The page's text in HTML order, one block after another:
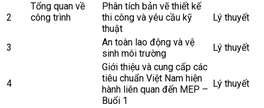
Tổng quan về
công trình
2
Phân tích bản vẽ thiết kế
thi công và yêu cầu kỹ
thuật
Lý thuyết
3
An toàn lao động và vệ
sinh môi trường
Lý thuyết
4
Giới thiệu và cung cấp các
tiêu chuẩn Việt Nam hiện
hành liên quan đến MEP –
Buổi 1
Lý thuyết